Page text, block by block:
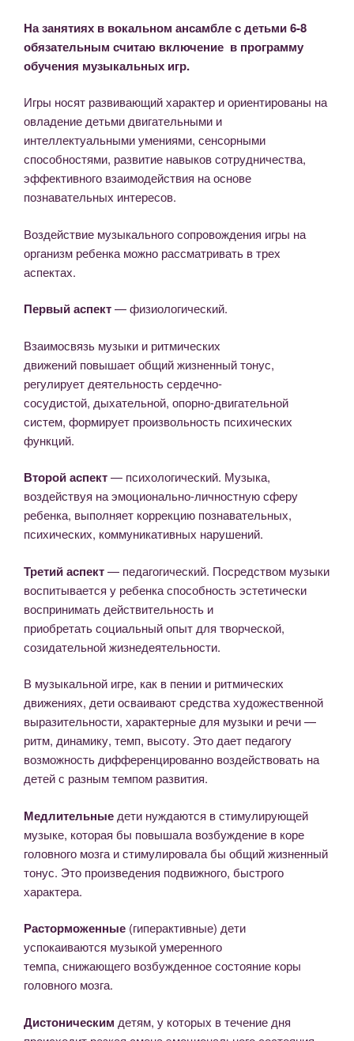
На занятиях в вокальном ансамбле с детьми 6-8
обязательным считаю включение в программу
обучения музыкальных игр.
Игры носят развивающий характер и ориентированы на
овладение детьми двигательными и
интеллектуальными умениями, сенсорными
способностями, развитие навыков сотрудничества,
эффективного взаимодей­ствия на основе
познавательных интересов.
Воздействие музыкального сопровождения игры на
организм ребенка можно рассматривать в трех
аспектах.
Первый аспект— физиологический.
Взаимосвязь музыки и ритмических
движений повышает общий жизненный тонус,
регулирует деятельность сердечно-
сосудистой, дыхательной, опорно-двигательной
систем, формирует произвольность психических
функций.
Второй аспект— психологический. Музыка,
воздействуя на эмоционально-личностную сферу
ребенка, выполняет коррекцию познавательных,
психических, коммуникативных нарушений.
Третий аспект— педагогический. Посредством музыки
воспитывается у ребенка способность эстетически
воспринимать действительность и
приобретать социальный опыт для творческой,
созидательной жизнедеятельности.
В музыкальной игре, как в пении и ритмических
движениях, дети осваивают средства художественной
выразительности, характерные для музыки и речи —
ритм, динамику, темп, высоту. Это дает педагогу
возможность дифференцированно воздействовать на
детей с разным темпом развития.
Медлительные дети нуждаются в стимулирующей
музыке, которая бы повышала возбуждение в коре
головного мозга и стимулировала бы общий жизненный
тонус. Это произведения подвижного, быстрого
характера.
Расторможенные (гиперактивные) дети
успокаиваются музыкой умеренного
темпа, снижающего возбужденное состояние коры
головного мозга.
Дистоническим детям, у которых в течение дня